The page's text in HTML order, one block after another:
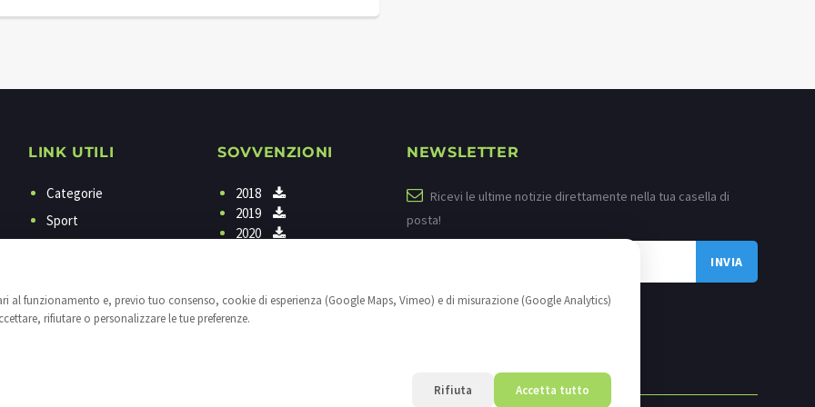
al funzionamento e, previo tuo consenso, cookie di esperienza (Google Maps, Vimeo) e di misurazione (Google Analytics)
rifiutare o personalizzare le tue preferenze.
Rifiuta Accetta tutto
LINK UTILI
Categorie
Sport
Privacy
SOVVENZIONI
2018
2019
2020
NEWSLETTER
Ricevi le ultime notizie direttamente nella tua casella di
posta!